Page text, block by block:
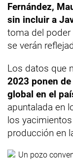
Fernández,
sin incluir a
toma del poder
se verán
Los datos que
2023 ponen
global en el
apuntalada en
los
producción en